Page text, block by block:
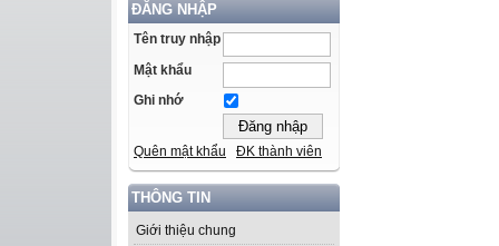
ĐĂNG NHẬP
Tên truy nhập
Mật khẩu
Ghi nhớ
Quên mật khẩu ĐK thành viên
THÔNG TIN
Giới thiệu chung